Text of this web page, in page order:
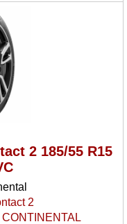
2 185/55 R15
2